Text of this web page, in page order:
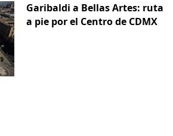
Garibaldi a Bellas Artes: ruta
a pie por el Centro de CDMX